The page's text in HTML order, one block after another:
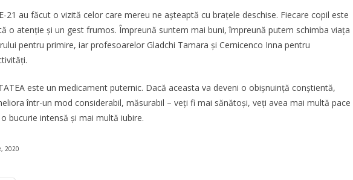
21 au făcut o vizită celor care mereu ne așteaptă cu brațele deschise. Fiecare copil este
o atenție și un gest frumos. Împreună suntem mai buni, împreună putem schimba viața
pentru primire, iar profesoarelor Gladchi Tamara și Cernicenco Inna pentru
este un medicament puternic. Dacă aceasta va deveni o obişnuinţă conştientă,
într-un mod considerabil, măsurabil – veţi fi mai sănătoşi, veţi avea mai multă pace
bucurie intensă şi mai multă iubire.
2020